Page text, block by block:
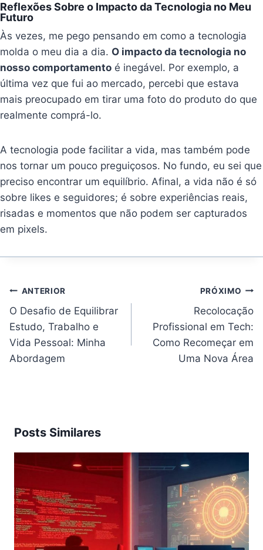
Reflexões Sobre o Impacto da Tecnologia no Meu
Futuro
Às vezes, me pego pensando em como a tecnologia
molda o meu dia a dia. O impacto da tecnologia no
nosso comportamento é inegável. Por exemplo, a
última vez que fui ao mercado, percebi que estava
mais preocupado em tirar uma foto do produto do que
realmente comprá-lo.
A tecnologia pode facilitar a vida, mas também pode
nos tornar um pouco preguiçosos. No fundo, eu sei que
preciso encontrar um equilíbrio. Afinal, a vida não é só
sobre likes e seguidores; é sobre experiências reais,
risadas e momentos que não podem ser capturados
em pixels.
Navegação
Post
ANTERIOR
O Desafio de Equilibrar
Estudo, Trabalho e
Vida Pessoal: Minha
Abordagem
PRÓXIMO
Recolocação
Profissional em Tech:
Como Recomeçar em
Uma Nova Área
Posts Similares